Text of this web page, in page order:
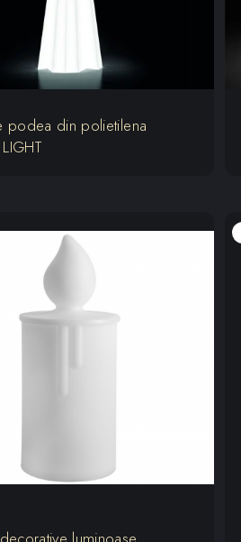
podea din polietilena